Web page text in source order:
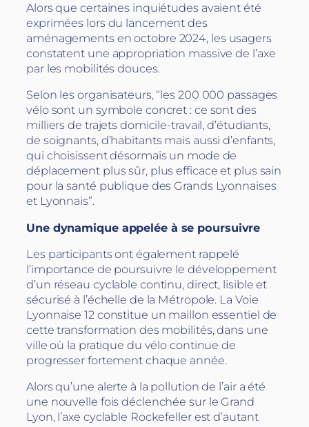
Alors que certaines inquiétudes avaient été
exprimées lors du lancement des
aménagements en octobre 2024, les usagers
constatent une appropriation massive de l’axe
par les mobilités douces.
Selon les organisateurs, “les 200 000 passages
vélo sont un symbole concret : ce sont des
milliers de trajets domicile-travail, d’étudiants,
de soignants, d’habitants mais aussi d’enfants,
qui choisissent désormais un mode de
déplacement plus sûr, plus efficace et plus sain
pour la santé publique des Grands Lyonnaises
et Lyonnais”.
Une dynamique appelée à se poursuivre
Les participants ont également rappelé
l’importance de poursuivre le développement
d’un réseau cyclable continu, direct, lisible et
sécurisé à l’échelle de la Métropole. La Voie
Lyonnaise 12 constitue un maillon essentiel de
cette transformation des mobilités, dans une
ville où la pratique du vélo continue de
progresser fortement chaque année.
Alors qu’une alerte à la pollution de l’air a été
une nouvelle fois déclenchée sur le Grand
Lyon, l’axe cyclable Rockefeller est d’autant